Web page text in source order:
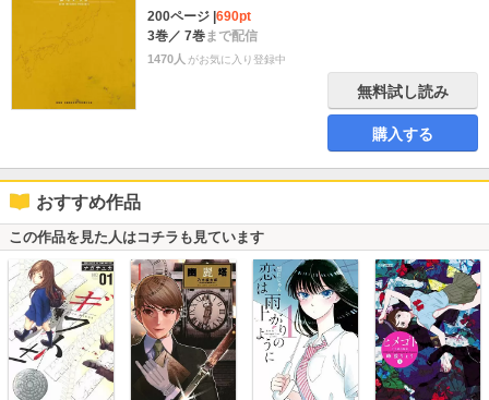
200ページ 690pt
3巻／ 7巻まで配信
1470人 がお気に入り登録中
無料試し読み
購入する
おすすめ作品
この作品を見た人はコチラも見ています